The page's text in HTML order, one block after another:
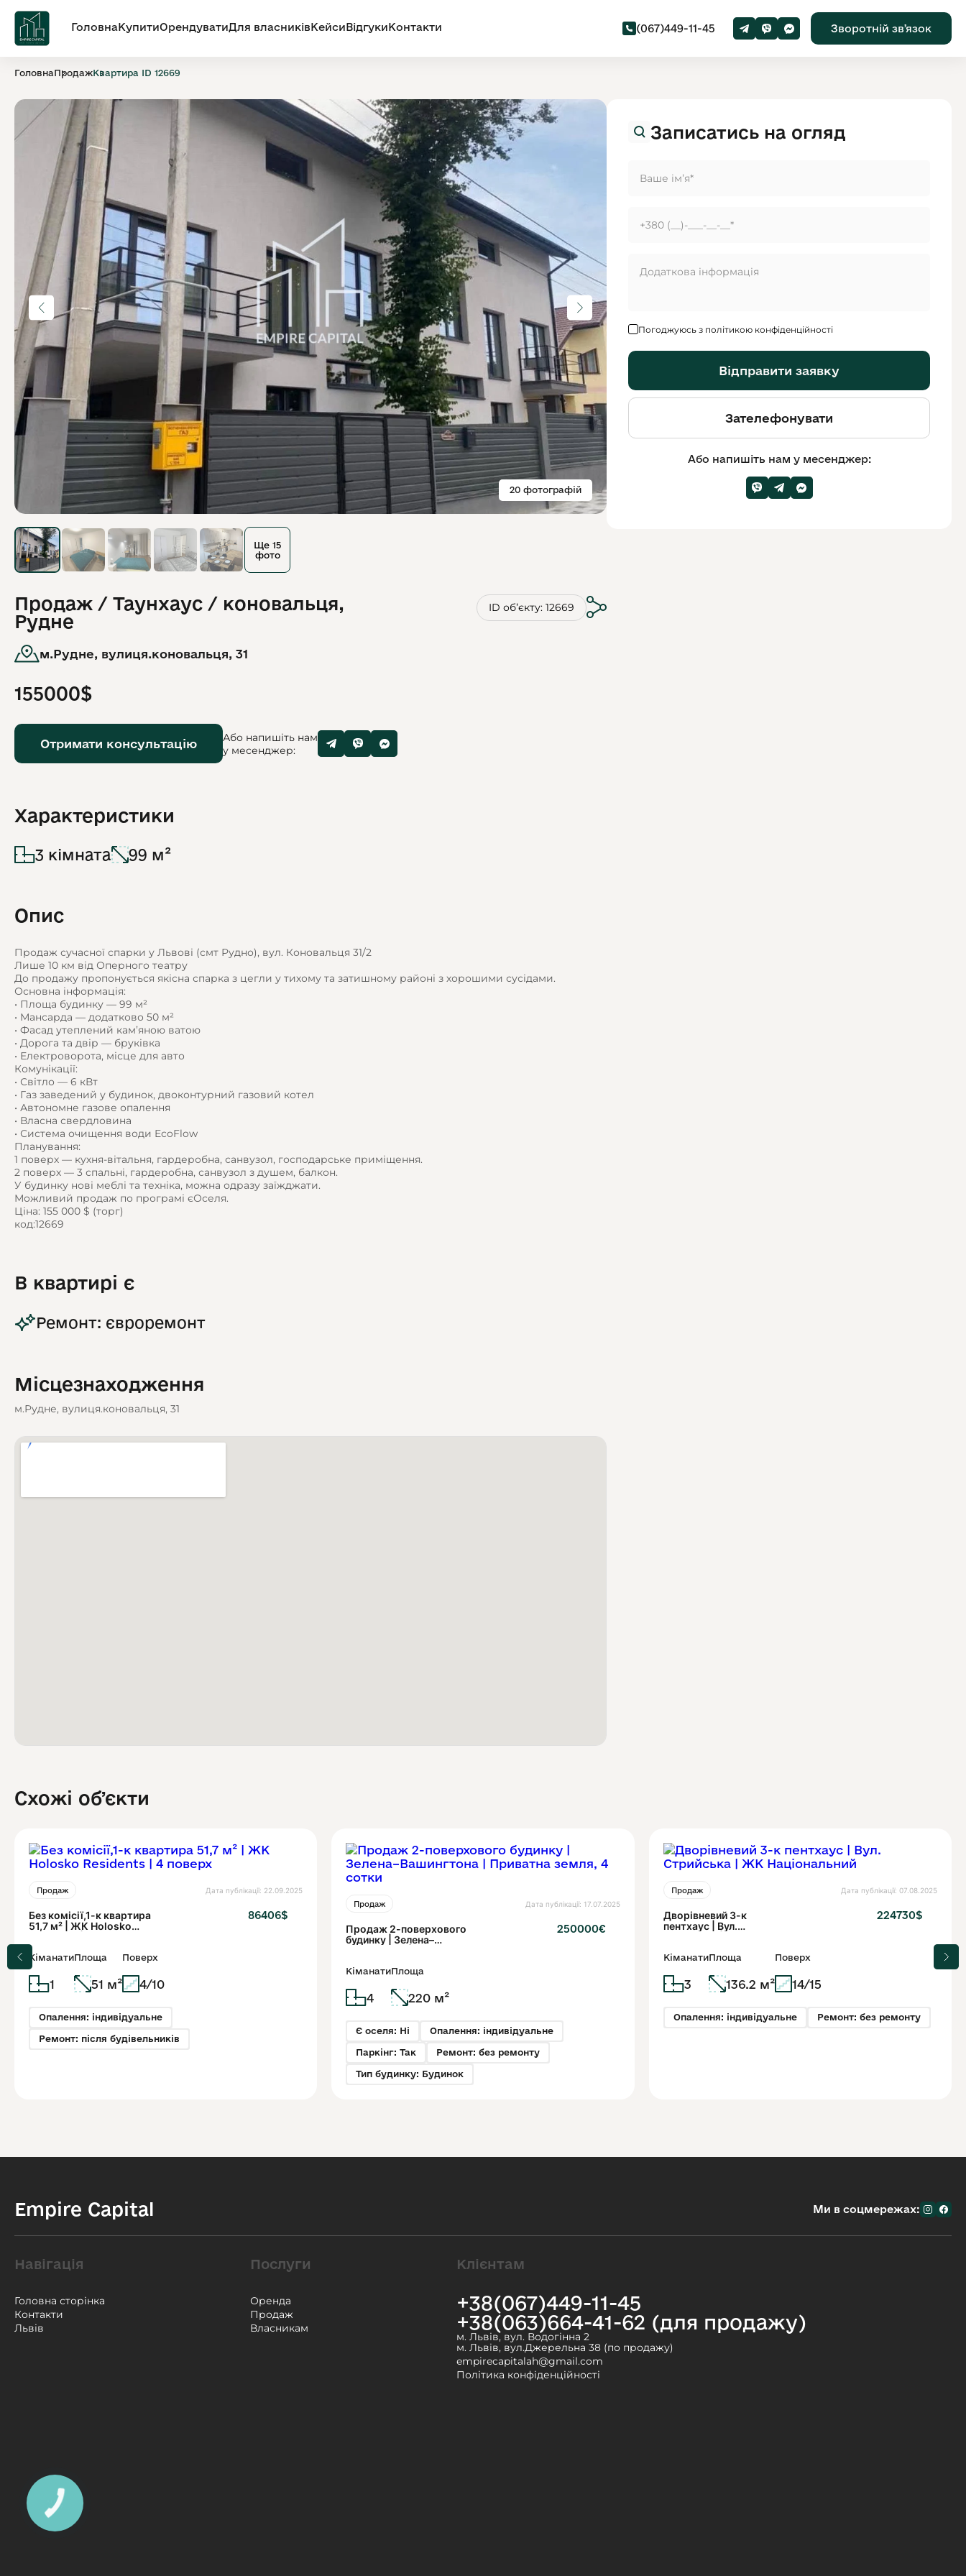
ГоловнаКупитиОрендуватиДля власниківКейсиВідгукиКонтакти (067)449-11-45 Зворотній звʼязок
ГоловнаПродажКвартира ID 12669
20 фотографій
Ще 15
фото
Продаж / Таунхаус / коновальця,
Рудне
м.Рудне, вулиця.коновальця, 31
ID обʼєкту: 12669
155000$
Отримати консультацію
Або напишіть нам
у месенджер:
Характеристики
3 кімната 99 м²
Опис
Продаж сучасної спарки у Львові (смт Рудно), вул. Коновальця 31/2
Лише 10 км від Оперного театру
До продажу пропонується якісна спарка з цегли у тихому та затишному районі з хорошими сусідами.
Основна інформація:
• Площа будинку — 99 м²
• Мансарда — додатково 50 м²
• Фасад утеплений кам’яною ватою
• Дорога та двір — бруківка
• Електроворота, місце для авто
Комунікації:
• Світло — 6 кВт
• Газ заведений у будинок, двоконтурний газовий котел
• Автономне газове опалення
• Власна свердловина
• Система очищення води EcoFlow
Планування:
1 поверх — кухня-вітальня, гардеробна, санвузол, господарське приміщення.
2 поверх — 3 спальні, гардеробна, санвузол з душем, балкон.
У будинку нові меблі та техніка, можна одразу заїжджати.
Можливий продаж по програмі єОселя.
Ціна: 155 000 $ (торг)
код:12669
В квартирі є
Ремонт: євроремонт
Місцезнаходження
м.Рудне, вулиця.коновальця, 31
Записатись на огляд
Погоджуюсь з політикою конфіденційності
Відправити заявку
Зателефонувати
Або напишіть нам у месенджер:
Схожі обʼєкти
Продаж Дата публікації: 22.09.2025
Без комісії,1-к квартира
51,7 м² | ЖК Holosko
86406$
Кіманати
1
Площа
51 м²
Поверх
4/10
Опалення: індивідуальне
Ремонт: після будівельників
Продаж Дата публікації: 17.07.2025
Продаж 2-поверхового
будинку | Зелена–
250000€
Кіманати
4
Площа
220 м²
Є оселя: Ні Опалення: індивідуальне
Паркінг: Так Ремонт: без ремонту
Тип будинку: Будинок
Продаж Дата публікації: 07.08.2025
Дворівневий 3-к
пентхаус | Вул.
224730$
Кіманати
3
Площа
136.2 м²
Поверх
14/15
Опалення: індивідуальне Ремонт: без ремонту
Empire Capital Ми в соцмережах:
Навігація
Головна сторінка
Контакти
Львів
Послуги
Оренда
Продаж
Власникам
Клієнтам
+38(067)449-11-45
+38(063)664-41-62 (для продажу)
м. Львів, вул. Водогінна 2
м. Львів, вул.Джерельна 38 (по продажу)
empirecapitalah@gmail.com
Політика конфіденційності